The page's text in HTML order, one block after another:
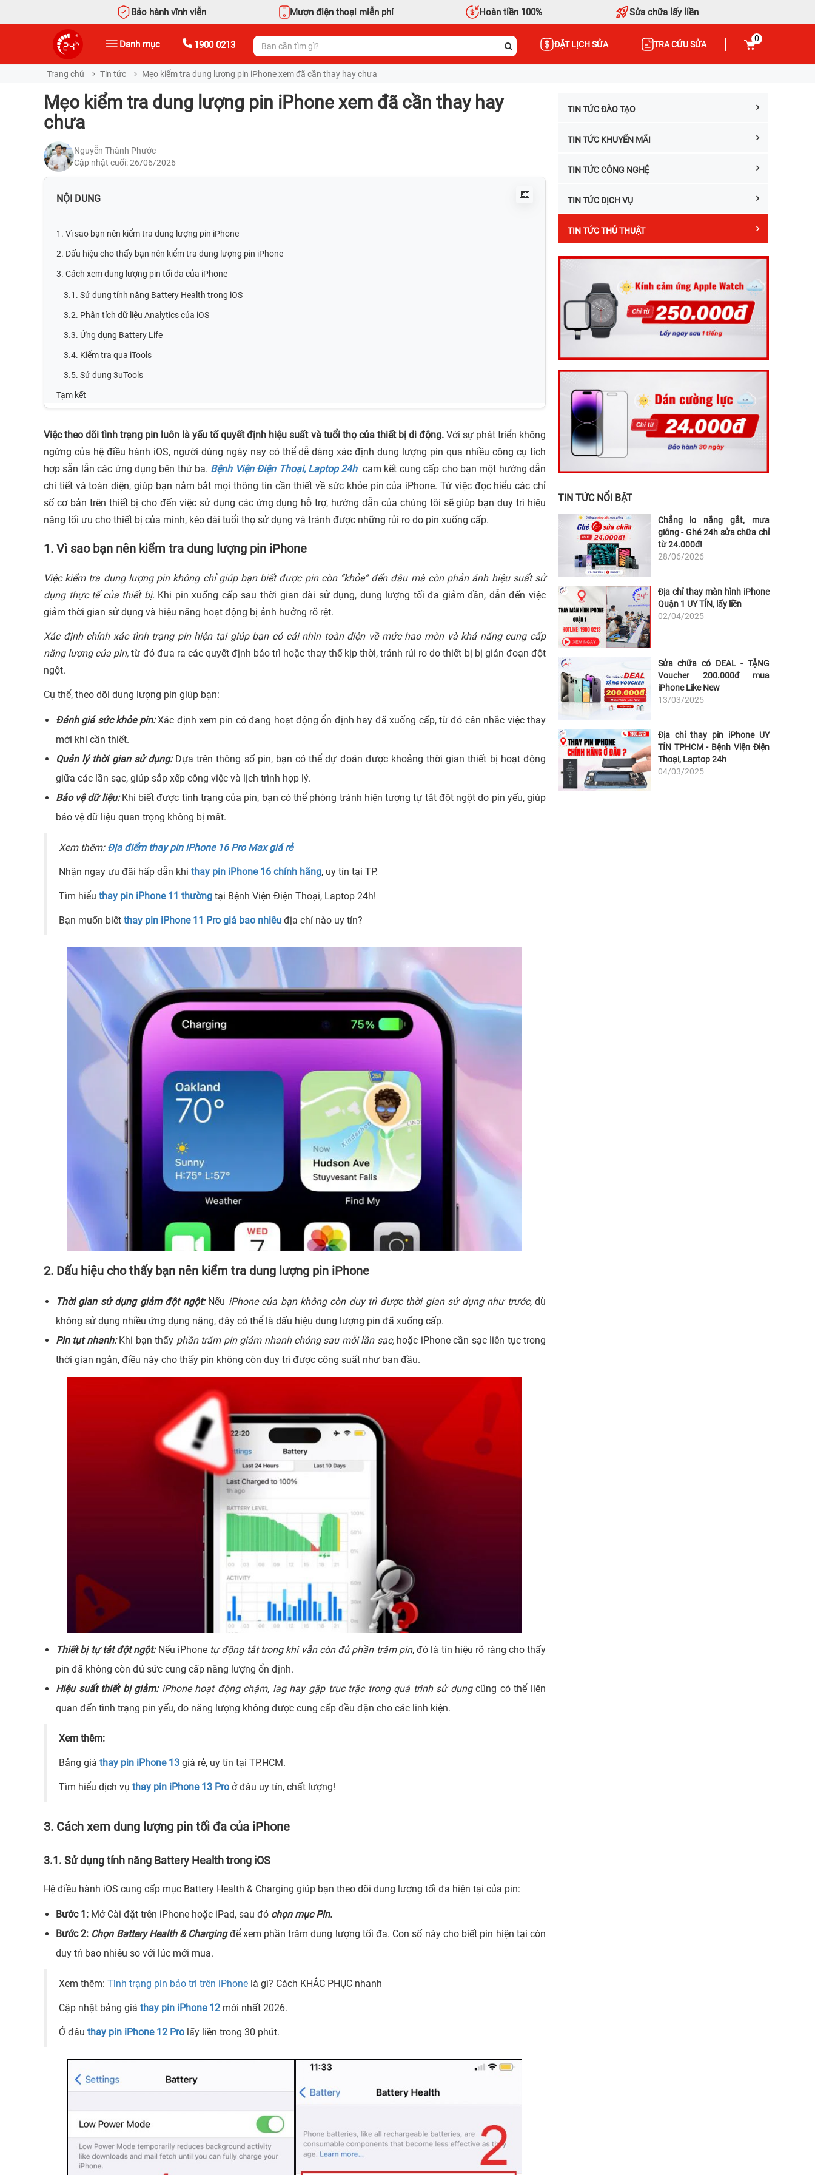
Bảo hành vĩnh viễn Mượn điện thoại miễn phí Hoàn tiền 100% Sửa chữa lấy liền
Danh mục 1900 0213 ĐẶT LỊCH SỬA TRA CỨU SỬA
0
Trang chủ Tin tức Mẹo kiểm tra dung lượng pin iPhone xem đã cần thay hay chưa
Mẹo kiểm tra dung lượng pin iPhone xem đã cần thay hay
chưa
Nguyễn Thành Phước
Cập nhật cuối: 26/06/2026
NỘI DUNG
1. Vì sao bạn nên kiểm tra dung lượng pin iPhone
2. Dấu hiệu cho thấy bạn nên kiểm tra dung lượng pin iPhone
3. Cách xem dung lượng pin tối đa của iPhone
3.1. Sử dụng tính năng Battery Health trong iOS
3.2. Phân tích dữ liệu Analytics của iOS
3.3. Ứng dụng Battery Life
3.4. Kiểm tra qua iTools
3.5. Sử dụng 3uTools
Tạm kết
Việc theo dõi tình trạng pin luôn là yếu tố quyết định hiệu suất và tuổi thọ của thiết bị di động.Với sự phát triển không
ngừng của hệ điều hành iOS, người dùng ngày nay có thể dễ dàng xác định dung lượng pin qua nhiều công cụ tích
hợp sẵn lẫn các ứng dụng bên thứ ba. Bệnh Viện Điện Thoại, Laptop 24h cam kết cung cấp cho bạn một hướng dẫn
chi tiết và toàn diện, giúp bạn nắm bắt mọi thông tin cần thiết về sức khỏe pin của iPhone. Từ việc đọc hiểu các chỉ
số cơ bản trên thiết bị cho đến việc sử dụng các ứng dụng hỗ trợ, hướng dẫn của chúng tôi sẽ giúp bạn duy trì hiệu
năng tối ưu cho thiết bị của mình, kéo dài tuổi thọ sử dụng và tránh được những rủi ro do pin xuống cấp.
1. Vì sao bạn nên kiểm tra dung lượng pin iPhone
Việc kiểm tra dung lượng pin không chỉ giúp bạn biết được pin còn “khỏe” đến đâu mà còn phản ánh hiệu suất sử
dụng thực tế của thiết bị. Khi pin xuống cấp sau thời gian dài sử dụng, dung lượng tối đa giảm dần, dẫn đến việc
giảm thời gian sử dụng và hiệu năng hoạt động bị ảnh hưởng rõ rệt.
Xác định chính xác tình trạng pin hiện tại giúp bạn có cái nhìn toàn diện về mức hao mòn và khả năng cung cấp
năng lượng của pin,từ đó đưa ra các quyết định bảo trì hoặc thay thế kịp thời, tránh rủi ro do thiết bị bị gián đoạn đột
ngột.
Cụ thể, theo dõi dung lượng pin giúp bạn:
Đánh giá sức khỏe pin:Xác định xem pin có đang hoạt động ổn định hay đã xuống cấp, từ đó cân nhắc việc thay
mới khi cần thiết.
Quản lý thời gian sử dụng:Dựa trên thông số pin, bạn có thể dự đoán được khoảng thời gian thiết bị hoạt động
giữa các lần sạc, giúp sắp xếp công việc và lịch trình hợp lý.
Bảo vệ dữ liệu:Khi biết được tình trạng của pin, bạn có thể phòng tránh hiện tượng tự tắt đột ngột do pin yếu, giúp
bảo vệ dữ liệu quan trọng không bị mất.
Xem thêm: Địa điểm thay pin iPhone 16 Pro Max giá rẻ
Nhận ngay ưu đãi hấp dẫn khi thay pin iPhone 16 chính hãng, uy tín tại TP.
Tìm hiểu thay pin iPhone 11 thường tại Bệnh Viện Điện Thoại, Laptop 24h!
Bạn muốn biết thay pin iPhone 11 Pro giá bao nhiêu địa chỉ nào uy tín?
2. Dấu hiệu cho thấy bạn nên kiểm tra dung lượng pin iPhone
Thời gian sử dụng giảm đột ngột:Nếu iPhone của bạn không còn duy trì được thời gian sử dụng như trước,dù
không sử dụng nhiều ứng dụng nặng, đây có thể là dấu hiệu dung lượng pin đã xuống cấp.
Pin tụt nhanh:Khi bạn thấy phần trăm pin giảm nhanh chóng sau mỗi lần sạc,hoặc iPhone cần sạc liên tục trong
thời gian ngắn, điều này cho thấy pin không còn duy trì được công suất như ban đầu.
Thiết bị tự tắt đột ngột: Nếu iPhone tự động tắt trong khi vẫn còn đủ phần trăm pin, đó là tín hiệu rõ ràng cho thấy
pin đã không còn đủ sức cung cấp năng lượng ổn định.
Hiệu suất thiết bị giảm: iPhone hoạt động chậm, lag hay gặp trục trặc trong quá trình sử dụngcũng có thể liên
quan đến tình trạng pin yếu, do năng lượng không được cung cấp đều đặn cho các linh kiện.
Xem thêm:
Bảng giá thay pin iPhone 13 giá rẻ, uy tín tại TP.HCM.
Tìm hiểu dịch vụ thay pin iPhone 13 Pro ở đâu uy tín, chất lượng!
3. Cách xem dung lượng pin tối đa của iPhone
3.1. Sử dụng tính năng Battery Health trong iOS
Hệ điều hành iOS cung cấp mục Battery Health & Charging giúp bạn theo dõi dung lượng tối đa hiện tại của pin:
Bước 1: Mở Cài đặt trên iPhone hoặc iPad, sau đó chọn mục Pin.
Bước 2: Chọn Battery Health & Chargingđể xem phần trăm dung lượng tối đa. Con số này cho biết pin hiện tại còn
duy trì bao nhiêu so với lúc mới mua.
Xem thêm: Tình trạng pin bảo trì trên iPhone là gì? Cách KHẮC PHỤC nhanh
Cập nhật bảng giá thay pin iPhone 12 mới nhất 2026.
Ở đâu thay pin iPhone 12 Pro lấy liền trong 30 phút.
TIN TỨC ĐÀO TẠO
TIN TỨC KHUYẾN MÃI
TIN TỨC CÔNG NGHỆ
TIN TỨC DỊCH VỤ
TIN TỨC THỦ THUẬT
TIN TỨC NỔI BẬT
Chẳng lo nắng gắt, mưa
giông - Ghé 24h sửa chữa chỉ
từ 24.000đ!
28/06/2026
Địa chỉ thay màn hình iPhone
Quận 1 UY TÍN, lấy liền
02/04/2025
Sửa chữa có DEAL - TẶNG
Voucher 200.000đ mua
iPhone Like New
13/03/2025
Địa chỉ thay pin iPhone UY
TÍN TPHCM - Bệnh Viện Điện
Thoại, Laptop 24h
04/03/2025